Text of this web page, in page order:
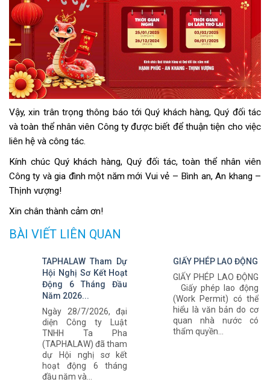
Vậy, xin trân trọng thông báo tới Quý khách hàng, Quý đối tác
và toàn thể nhân viên Công ty được biết để thuận tiện cho việc
liên hệ và công tác.
Kính chúc Quý khách hàng, Quý đối tác, toàn thể nhân viên
Công ty và gia đình một năm mới Vui vẻ – Bình an, An khang –
Thịnh vượng!
Xin chân thành cảm ơn!
BÀI VIẾT LIÊN QUAN
TAPHALAW Tham Dự
Hội Nghị Sơ Kết Hoạt
Động 6 Tháng Đầu
Năm 2026...
Ngày 28/7/2026, đại
diện Công ty Luật
TNHH Ta Pha
(TAPHALAW) đã tham
dự Hội nghị sơ kết
hoạt động 6 tháng
đầu năm và...
GIẤY PHÉP LAO ĐỘNG
GIẤY PHÉP LAO ĐỘNG
Giấy phép lao động
(Work Permit) có thể
hiểu là văn bản do cơ
quan nhà nước có
thẩm quyền...